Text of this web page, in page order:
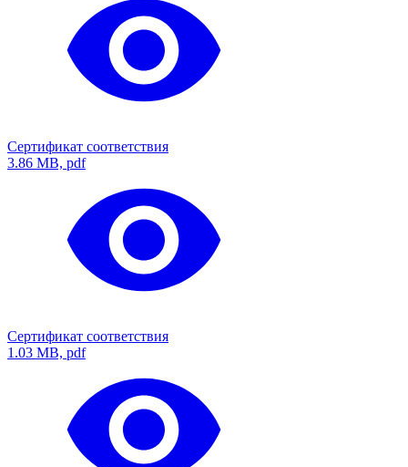
Сертификат соответствия
3.86 MB, pdf
Сертификат соответствия
1.03 MB, pdf